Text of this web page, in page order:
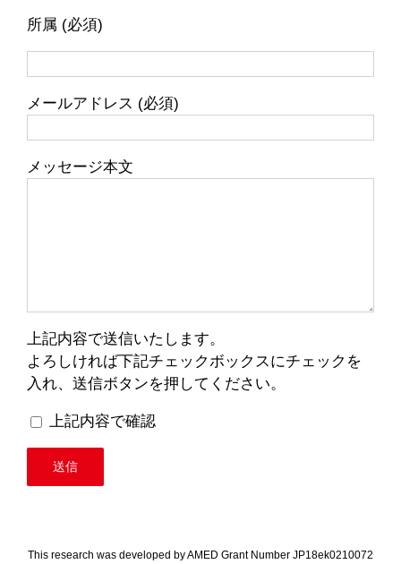
所属 (必須)
メールアドレス (必須)
メッセージ本文
上記内容で送信いたします。
よろしければ下記チェックボックスにチェックを
入れ、送信ボタンを押してください。
上記内容で確認
This research was developed by AMED Grant Number JP18ek0210072